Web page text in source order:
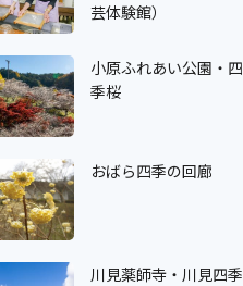
芸体験館）
小原ふれあい公園・四
季桜
おばら四季の回廊
川見薬師寺・川見四季